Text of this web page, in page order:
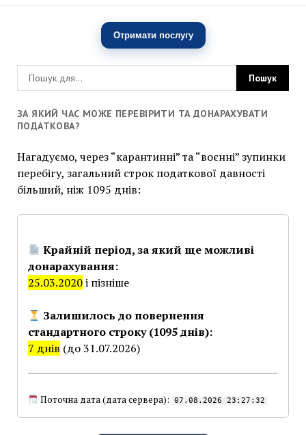
Отримати послугу
ЗА ЯКИЙ ЧАС МОЖЕ ПЕРЕВІРИТИ ТА ДОНАРАХУВАТИ
ПОДАТКОВА?
Нагадуємо, через “карантинні” та “воєнні” зупинки
перебігу, загальний строк податкової давності
більший, ніж 1095 днів:
Крайній період, за який ще можливі
донарахування:
25.03.2020і пізніше
Залишилось до повернення
стандартного строку (1095 днів):
7 днів (до 31.07.2026)
Поточна дата (дата сервера): 07.08.2026 23:27:32